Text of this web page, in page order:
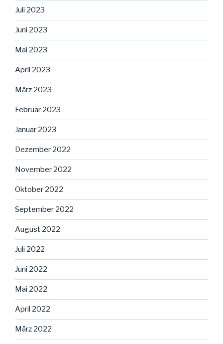
Juli 2023
Juni 2023
Mai 2023
April 2023
März 2023
Februar 2023
Januar 2023
Dezember 2022
November 2022
Oktober 2022
September 2022
August 2022
Juli 2022
Juni 2022
Mai 2022
April 2022
März 2022